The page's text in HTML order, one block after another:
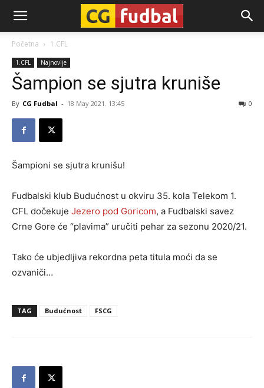
CG-
Fudbal
Početna 1.CFL
1.CFL Najnovije
Šampion se sjutra kruniše
By CG Fudbal - 18 May 2021. 13:45 0
Šampioni se sjutra krunišu!
Fudbalski klub Budućnost u okviru 35. kola Telekom 1.
CFL dočekuje Jezero pod Goricom, a Fudbalski savez
Crne Gore će “plavima” uručiti pehar za sezonu 2020/21.
Tako će ubjedljiva rekordna peta titula moći da se
ozvaniči…
TAG Budućnost FSCG